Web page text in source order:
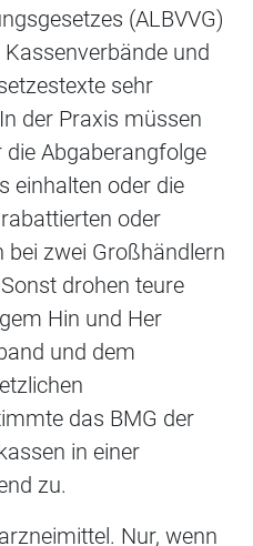
(ALBVVG)
und
sehr
der Praxis müssen
Abgaberangfolge
einhalten oder die
oder
bei zwei Großhändlern
drohen teure
Hin und Her
und dem
das BMG der
in einer
zu.
Nur, wenn